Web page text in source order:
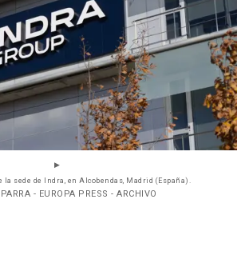
la sede de Indra, en Alcobendas, Madrid (España).
- EUROPA PRESS - ARCHIVO